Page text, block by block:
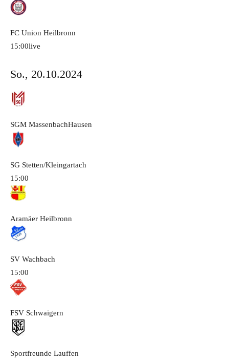
FC Union Heilbronn
15:00live
So., 20.10.2024
SGM MassenbachHausen
SG Stetten/Kleingartach
15:00
Aramäer Heilbronn
SV Wachbach
15:00
FSV Schwaigern
Sportfreunde Lauffen